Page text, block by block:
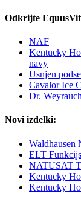
Odkrijte
NAF
Kentucky
navy
Usnjen
Cavalor Ice
Dr.
Novi izdelki:
Waldhausen
ELT
NATUSAT
Kentucky
Kentucky